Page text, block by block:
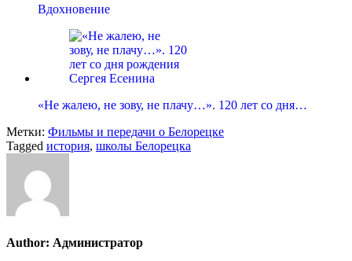
Вдохновение
«Не жалею, не зову, не плачу…». 120 лет со дня…
Метки: Фильмы и передачи о Белорецке
Tagged история, школы Белорецка
Author: Администратор